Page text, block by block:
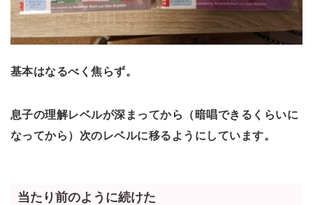
基本はなるべく焦らず。
息子の理解レベルが深まってから（暗唱できるくらいに
なってから）次のレベルに移るようにしています。
当たり前のように続けた